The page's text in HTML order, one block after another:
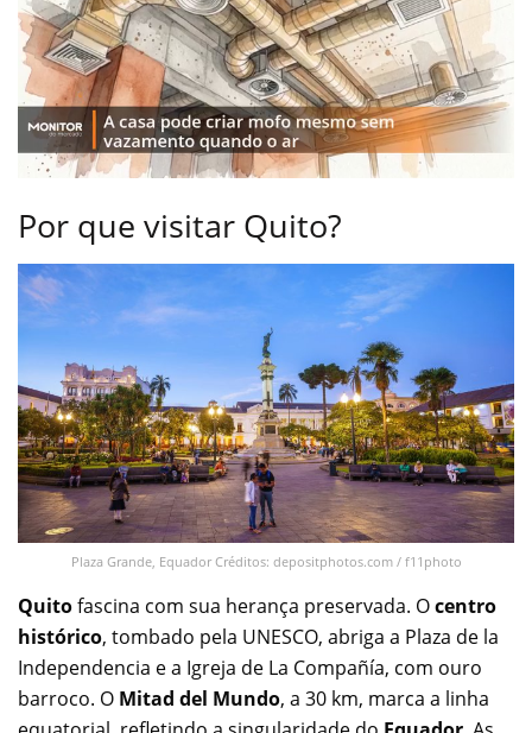
Por que visitar Quito?
Plaza Grande, Equador Créditos: depositphotos.com / f11photo
Quitofascina com sua herança preservada. Ocentro
histórico, tombado pela UNESCO, abriga a Plaza de la
Independencia e a Igreja de La Compañía, com ouro
barroco. O Mitad del Mundo, a 30 km, marca a linha